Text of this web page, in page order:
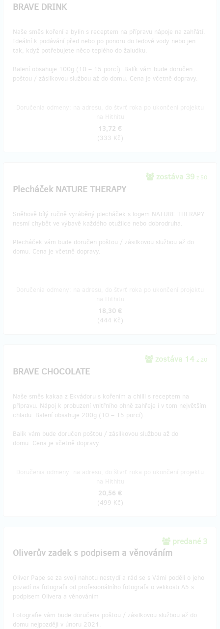
BRAVE DRINK
Naše směs koření a bylin s receptem na přípravu nápoje na zahřátí.
Ideální k podávání před nebo po ponoru do ledové vody nebo jen
tak, když potřebujete něco teplého do žaludku.
Balení obsahuje 100g (10 – 15 porcí). Balík vám bude doručen
poštou / zásilkovou službou až do domu. Cena je včetně dopravy.
13,72 €
(333 Kč)
zostáva 39 z 50
Plecháček NATURE THERAPY
Sněhově bílý ručně vyráběný plecháček s logem NATURE THERAPY
nesmí chybět ve výbavě každého otužilce nebo dobrodruha.
Plecháček vám bude doručen poštou / zásilkovou službou až do
domu. Cena je včetně dopravy.
18,30 €
(444 Kč)
zostáva 14 z 20
BRAVE CHOCOLATE
Naše směs kakaa z Ekvádoru s kořením a chilli s receptem na
přípravu. Nápoj k probuzení vnitřního ohně zahřeje i v tom největším
chladu. Balení obsahuje 200g (10 – 15 porcí).
Balík vám bude doručen poštou / zásilkovou službou až do
domu. Cena je včetně dopravy.
20,56 €
(499 Kč)
predané 3
Oliverův zadek s podpisem a věnováním
Oliver Pape se za svoji nahotu nestydí a rád se s Vámi podělí o jeho
pozadí na fotografii od profesionálního fotografa o velikosti A5 s
podpisem Olivera a věnováním
Fotografie vám bude doručena poštou / zásilkovou službou až do
domu nejpozději v únoru 2021.